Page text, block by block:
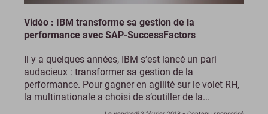
Vidéo : IBM transforme sa gestion de la
performance avec SAP-SuccessFactors
Il y a quelques années, IBM s’est lancé un pari
audacieux : transformer sa gestion de la
performance. Pour gagner en agilité sur le volet RH,
la multinationale a choisi de s’outiller de la...